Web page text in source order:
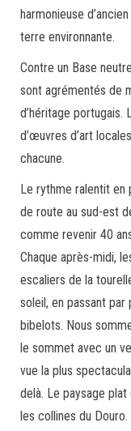
harmonieuse
terre environnante.
Contre un Base
sont agrémentés de
d’héritage portugais.
d’œuvres d’art
chacune.
Le rythme ralentit en
de route au sud-est
comme revenir 40
Chaque après-midi,
escaliers de la
soleil, en passant
bibelots. Nous
le sommet avec un
vue la plus
delà. Le paysage
les collines du